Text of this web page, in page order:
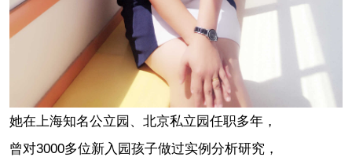
她在上海知名公立园、北京私立园任职多年，
曾对3000多位新入园孩子做过实例分析研究，